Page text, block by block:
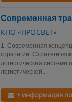
Современная
КПО «ПРОСВЕТ»
1. Современная
стратегии.
логистическая
логистической...
+ информация